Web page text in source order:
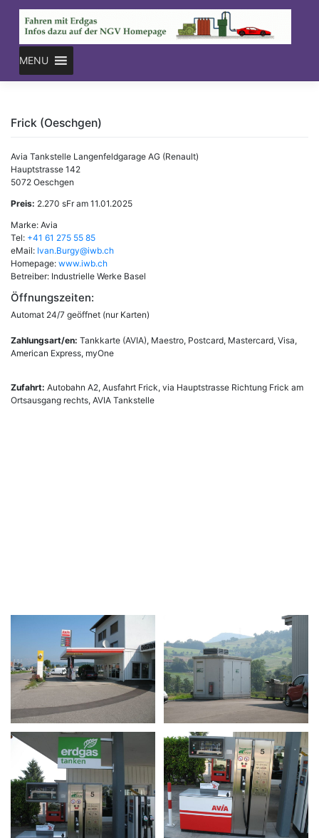
content
MENU
Frick (Oeschgen)
Avia Tankstelle Langenfeldgarage AG (Renault)
Hauptstrasse 142
5072 Oeschgen
Preis: 2.270 sFr am 11.01.2025
Marke: Avia
Tel: +41 61 275 55 85
eMail: Ivan.Burgy@iwb.ch
Homepage: www.iwb.ch
Betreiber: Industrielle Werke Basel
Öffnungszeiten:
Automat 24/7 geöffnet (nur Karten)
Zahlungsart/en: Tankkarte (AVIA), Maestro, Postcard, Mastercard, Visa,
American Express, myOne
Zufahrt: Autobahn A2, Ausfahrt Frick, via Hauptstrasse Richtung Frick am
Ortsausgang rechts, AVIA Tankstelle